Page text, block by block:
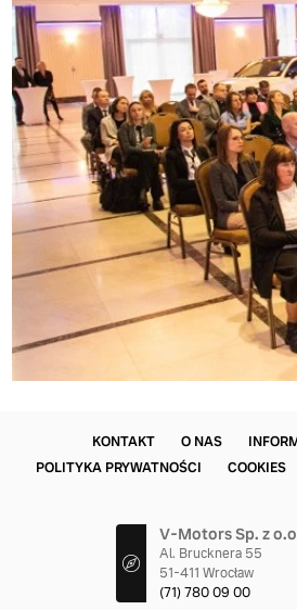
KONTAKT O NAS
POLITYKA PRYWATNOŚCI
COOKIES
V-Motors Sp. z
Al. Brucknera 55
51-411 Wrocław
(71) 780 09 00